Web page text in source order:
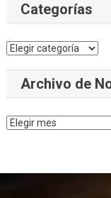
Categorías
Categorías
Archivo de
Archivo